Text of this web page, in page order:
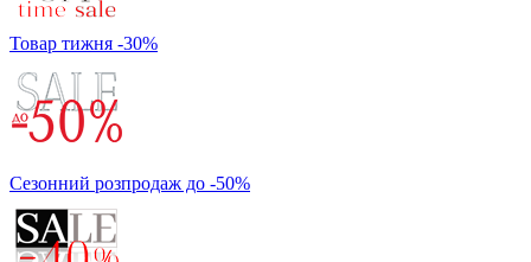
Товар тижня -30%
Сезонний розпродаж до -50%